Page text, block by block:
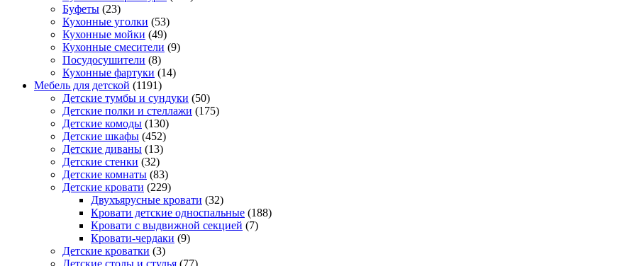
Буфеты (23)
Кухонные уголки (53)
Кухонные мойки (49)
Кухонные смесители (9)
Посудосушители (8)
Кухонные фартуки (14)
Мебель для детской (1191)
Детские тумбы и сундуки (50)
Детские полки и стеллажи (175)
Детские комоды (130)
Детские шкафы (452)
Детские диваны (13)
Детские стенки (32)
Детские комнаты (83)
Детские кровати (229)
Двухъярусные кровати (32)
Кровати детские односпальные (188)
Кровати с выдвижной секцией (7)
Кровати-чердаки (9)
Детские кроватки (3)